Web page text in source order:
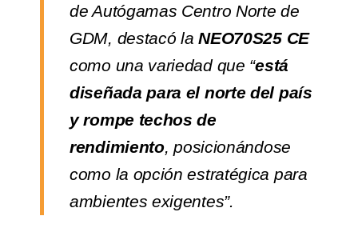
de Autógamas Centro Norte de
GDM, destacó laNEO70S25 CE
como una variedad que “está
diseñada para el norte del país
y rompe techos de
rendimiento, posicionándose
como la opción estratégica para
ambientes exigentes”.